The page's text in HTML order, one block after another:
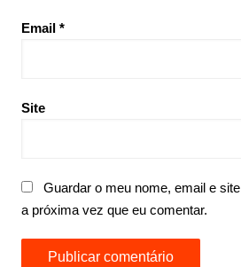
Email *
Site
Guardar o meu nome, email e
a próxima vez que eu comentar.